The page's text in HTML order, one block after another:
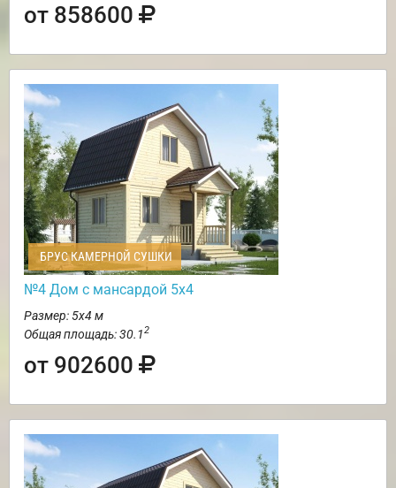
от 858600
БРУС КАМЕРНОЙ СУШКИ
№4 Дом с мансардой 5х4
Размер: 5х4 м
Общая площадь: 30.12
от 902600